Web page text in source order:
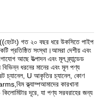
((হেংটং) গত ২০ বছর ধরে উকসিতে পাইপ
প্রতিষ্ঠিত সংস্থা।আমরা দেশীয় এবং
আছে উত্পাদন এবং মূল ব্র্যান্ডেড
ধরনের মানের এবং মূল পণ্য
চ্যানেল, U আকৃতির চ্যানেল, কোণ
ক্ল্যাম্পআমাদের কারখানা
দূরে, যা পণ্য সরবরাহের জন্য